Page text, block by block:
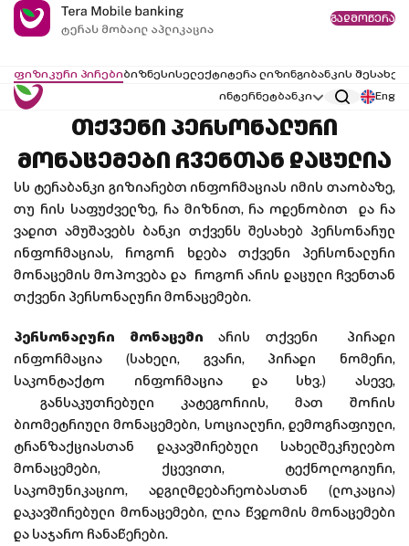
გადმოწერა
ფიზიკური პირებიბიზნესისელექტიტერა ლიზინგიბანკის შესახებ
ინტერნეტბანკი
Eng
თქვენი პერსონალური
მონაცემები ჩვენთან დაცულია
სს ტერაბანკი გიზიარებთ ინფორმაციას იმის თაობაზე,
თუ რის საფუძველზე, რა მიზნით, რა ოდენობით და რა
ვადით ამუშავებს ბანკი თქვენს შესახებ პერსონარულ
ინფორმაციას, როგორ ხდება თქვენი პერსონალური
მონაცემის მოპოვება და როგორ არის დაცული ჩვენთან
თქვენი პერსონალური მონაცემები.
პერსონალური მონაცემი არის თქვენი პირადი
ინფორმაცია (სახელი, გვარი, პირადი ნომერი,
საკონტაქტო ინფორმაცია და სხვ.) ასევე,
განსაკუთრებული კატეგორიის, მათ შორის
ბიომეტრიული მონაცემები, სოციალური, დემოგრაფიული,
ტრანზაქციასთან დაკავშირებული სახელშეკრულებო
მონაცემები, ქცევითი, ტექნოლოგიური,
საკომუნიკაციო, ადგილმდებარეობასთან (ლოკაცია)
დაკავშირებული მონაცემები, ღია წვდომის მონაცემები
და საჯარო ჩანაწერები.